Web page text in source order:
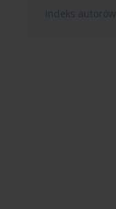
Indeks autorów